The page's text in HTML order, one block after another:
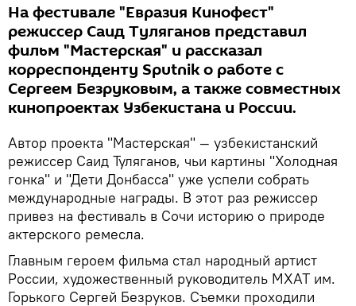
На фестивале "Евразия Кинофест"
режиссер Саид Туляганов представил
фильм "Мастерская" и рассказал
корреспонденту Sputnik о работе с
Сергеем Безруковым, а также совместных
кинопроектах Узбекистана и России.
Автор проекта "Мастерская" — узбекистанский
режиссер Саид Туляганов, чьи картины "Холодная
гонка" и "Дети Донбасса" уже успели собрать
международные награды. В этот раз режиссер
привез на фестиваль в Сочи историю о природе
актерского ремесла.
Главным героем фильма стал народный артист
России, художественный руководитель МХАТ им.
Горького Сергей Безруков. Съемки проходили